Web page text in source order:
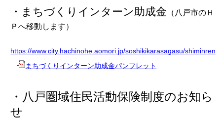
・まちづくりインターン助成金 （八戸市のＨ
Ｐへ移動します）
https://www.city.hachinohe.aomori.jp/soshikikarasagasu/
まちづくりインターン助成金パンフレット
・ 八戸圏域住民活動保険制度のお知ら
せ